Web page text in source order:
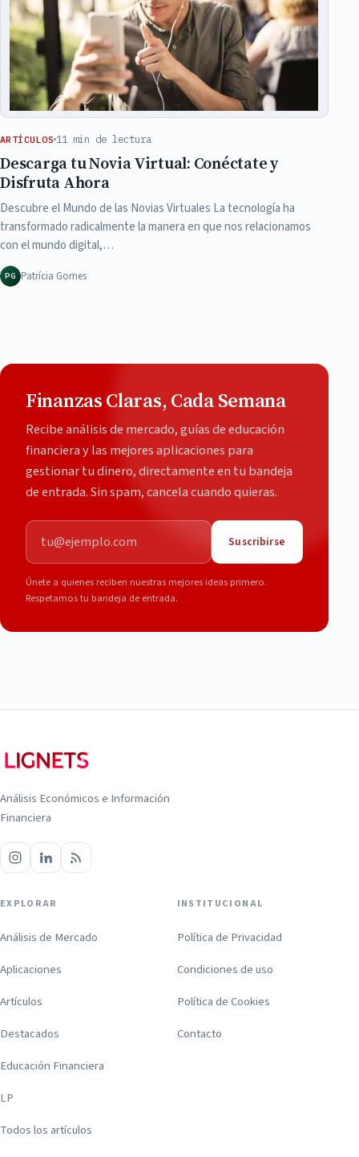
ARTÍCULOS 11 min de lectura
Descarga tu Novia Virtual: Conéctate y
Disfruta Ahora
Descubre el Mundo de las Novias Virtuales La tecnología ha
transformado radicalmente la manera en que nos relacionamos
con el mundo digital,…
PG Patrícia Gomes
Finanzas Claras, Cada Semana
Recibe análisis de mercado, guías de educación
financiera y las mejores aplicaciones para
gestionar tu dinero, directamente en tu bandeja
de entrada. Sin spam, cancela cuando quieras.
Correo electrónico
Suscribirse
Únete a quienes reciben nuestras mejores ideas primero.
Respetamos tu bandeja de entrada.
Análisis Económicos e Información
Financiera
EXPLORAR
Análisis de Mercado
Aplicaciones
Artículos
Destacados
Educación Financiera
LP
Todos los artículos
INSTITUCIONAL
Política de Privacidad
Condiciones de uso
Política de Cookies
Contacto